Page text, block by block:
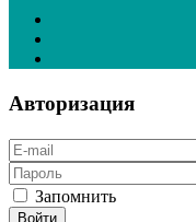
Авторизация
Запомнить